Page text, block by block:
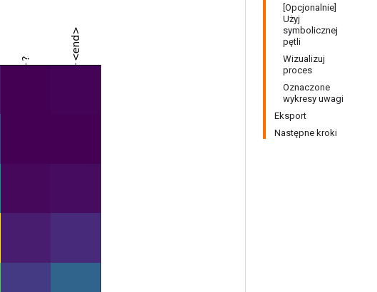
[Opcjonalnie]
Użyj
symbolicznej
pętli
Wizualizuj
proces
Oznaczone
wykresy uwagi
Eksport
Następne kroki